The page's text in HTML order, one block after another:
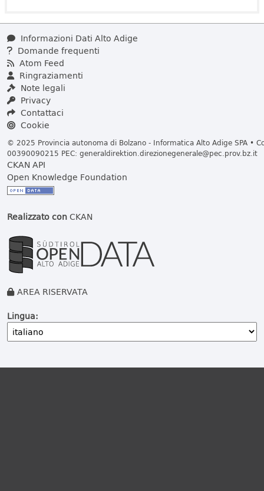
Informazioni Dati Alto Adige
Domande frequenti
Atom Feed
Ringraziamenti
Note legali
Privacy
Contattaci
Cookie
© 2025 Provincia autonoma di Bolzano - Informatica Alto Adige SPA •
00390090215 PEC: generaldirektion.direzionegenerale@pec.prov.bz.it
CKAN API
Open Knowledge Foundation
Realizzato conCKAN
AREA RISERVATA
Lingua